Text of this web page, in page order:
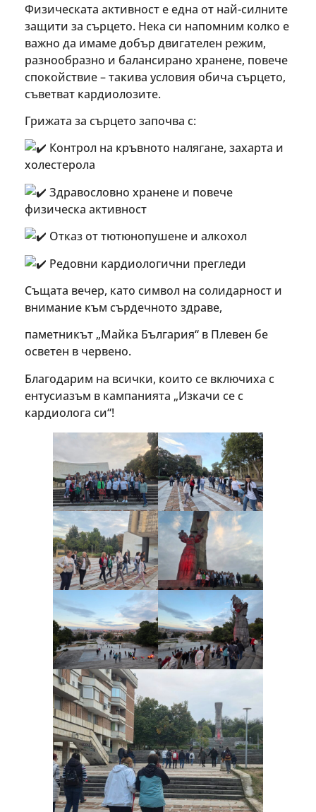
Физическата активност е една от най-силните
защити за сърцето. Нека си напомним колко е
важно да имаме добър двигателен режим,
разнообразно и балансирано хранене, повече
спокойствие – такива условия обича сърцето,
съветват кардиолозите.
Грижата за сърцето започва с:
Контрол на кръвното налягане, захарта и
холестерола
Здравословно хранене и повече
физическа активност
Отказ от тютюнопушене и алкохол
Редовни кардиологични прегледи
Същата вечер, като символ на солидарност и
внимание към сърдечното здраве,
паметникът „Майка България“ в Плевен бе
осветен в червено.
Благодарим на всички, които се включиха с
ентусиазъм в кампанията „Изкачи се с
кардиолога си“!